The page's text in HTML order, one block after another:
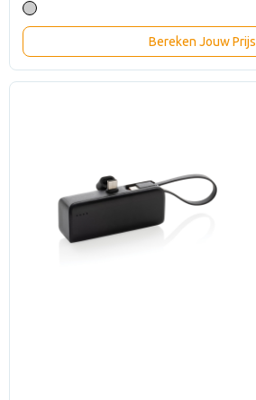
Bereken Jouw Prijs